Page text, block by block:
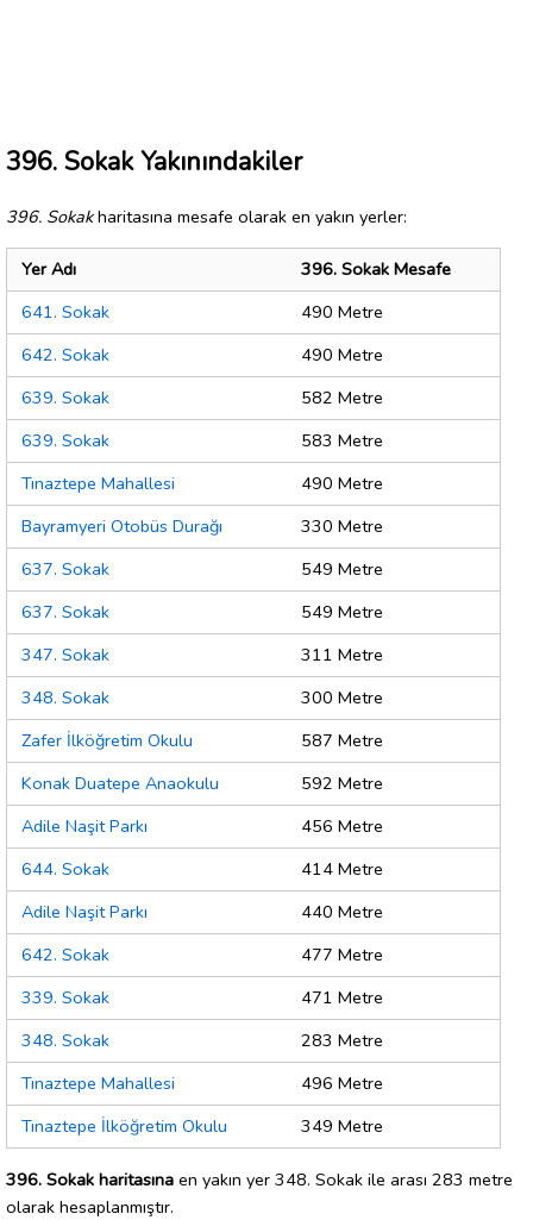
396. Sokak Yakınındakiler
396. Sokakharitasına mesafe olarak en yakın yerler:
Yer Adı
396. Sokak Mesafe
641. Sokak
490 Metre
642. Sokak
490 Metre
639. Sokak
582 Metre
639. Sokak
583 Metre
Tınaztepe Mahallesi
490 Metre
Bayramyeri Otobüs Durağı
330 Metre
637. Sokak
549 Metre
637. Sokak
549 Metre
347. Sokak
311 Metre
348. Sokak
300 Metre
Zafer İlköğretim Okulu
587 Metre
Konak Duatepe Anaokulu
592 Metre
Adile Naşit Parkı
456 Metre
644. Sokak
414 Metre
Adile Naşit Parkı
440 Metre
642. Sokak
477 Metre
339. Sokak
471 Metre
348. Sokak
283 Metre
Tınaztepe Mahallesi
496 Metre
Tınaztepe İlköğretim Okulu
349 Metre
396. Sokak haritasına en yakın yer 348. Sokak ile arası 283 metre
olarak hesaplanmıştır.